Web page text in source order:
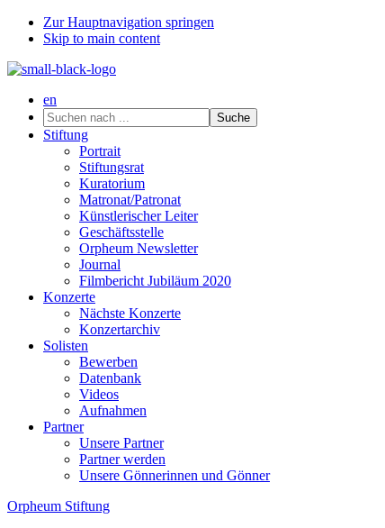
Zur Hauptnavigation springen
Skip to main content
en
Suchen
nach
Stiftung
Portrait
Stiftungsrat
Kuratorium
Matronat/Patronat
Künstlerischer Leiter
Geschäftsstelle
Orpheum Newsletter
Journal
Filmbericht Jubiläum 2020
Konzerte
Nächste Konzerte
Konzertarchiv
Solisten
Bewerben
Datenbank
Videos
Aufnahmen
Partner
Unsere Partner
Partner werden
Unsere Gönnerinnen und Gönner
Orpheum Stiftung